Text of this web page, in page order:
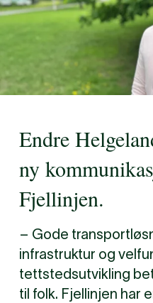
Endre
ny
Fjellinjen.
– Gode
infrastruktur og
tettstedsutvikling
til folk. Fjellinjen har